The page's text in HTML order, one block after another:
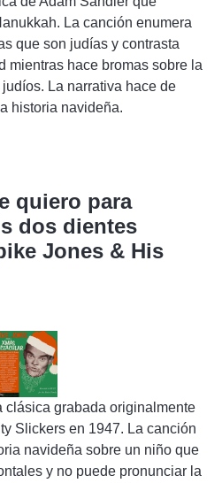
La canción enumera
que son judías y contrasta
mientras hace bromas sobre la
La narrativa hace de
historia navideña.
quiero para
dos dientes
Jones & His
clásica grabada originalmente
Slickers en 1947. La canción
navideña sobre un niño que
y no puede pronunciar la